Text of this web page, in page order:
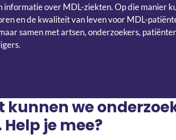
informatie over MDL-ziekten. Op die manier
en de kwaliteit van leven voor MDL-
samen met artsen, onderzoekers,
we
je mee?